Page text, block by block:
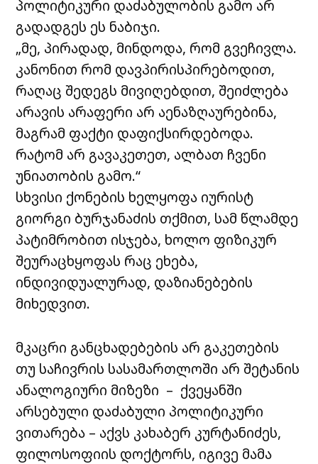
პოლიტიკური დაძაბულობის გამო არ
გადადგეს ეს ნაბიჯი.
„მე, პირადად, მინდოდა, რომ გვეჩივლა.
კანონით რომ დავპირისპირებოდით,
რაღაც შედეგს მივიღებდით, შეიძლება
არავის არაფერი არ აენაზღაურებინა,
მაგრამ ფაქტი დაფიქსირდებოდა.
რატომ არ გავაკეთეთ, ალბათ ჩვენი
უნიათობის გამო.“
სხვისი ქონების ხელყოფა იურისტ
გიორგი ბურჯანაძის თქმით, სამ წლამდე
პატიმრობით ისჯება, ხოლო ფიზიკურ
შეურაცხყოფას რაც ეხება,
ინდივიდუალურად, დაზიანებების
მიხედვით.
მკაცრი განცხადებების არ გაკეთების
თუ საჩივრის სასამართლოში არ შეტანის
ანალოგიური მიზეზი – ქვეყანში
არსებული დაძაბული პოლიტიკური
ვითარება – აქვს კახაბერ კურტანიძეს,
ფილოსოფიის დოქტორს, იგივე მამა